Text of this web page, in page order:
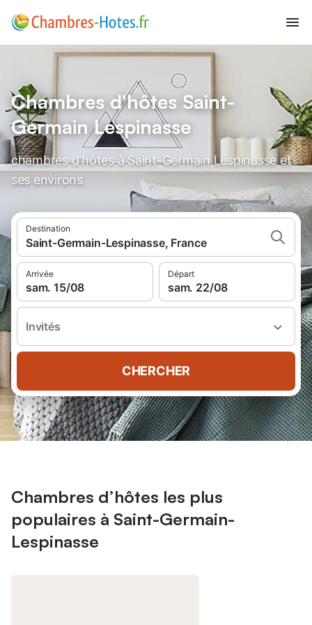
Chambres d'hôtes Saint-
Germain Lespinasse
chambres d'hôtes à Saint-Germain Lespinasse et
ses environs
Destination
Saint-Germain-Lespinasse, France
Arrivée
sam. 15/08
Départ
sam. 22/08
Invités
CHERCHER
Chambres d’hôtes les plus
populaires à Saint-Germain-
Lespinasse